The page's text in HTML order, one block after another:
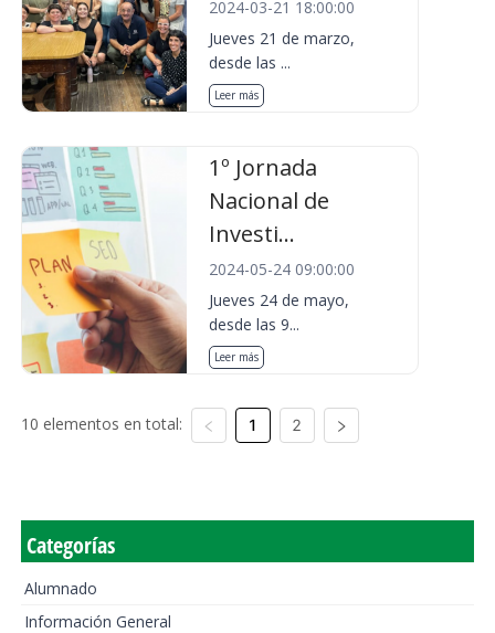
2024-03-21 18:00:00
Jueves 21 de marzo,
desde las ...
Leer más
1º Jornada
Nacional de
Investi...
2024-05-24 09:00:00
Jueves 24 de mayo,
desde las 9...
Leer más
10 elementos en total: 1 2
Categorías
Alumnado
Información General